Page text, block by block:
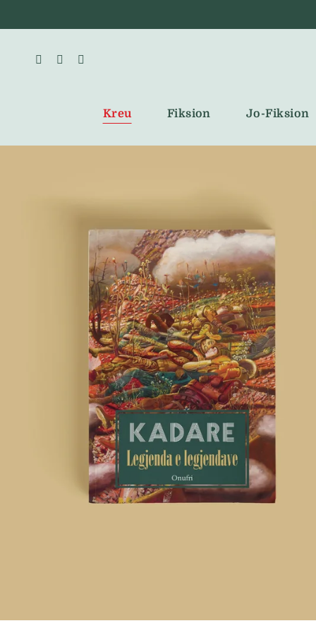
to
content
Kreu Fiksion Jo-Fiksion